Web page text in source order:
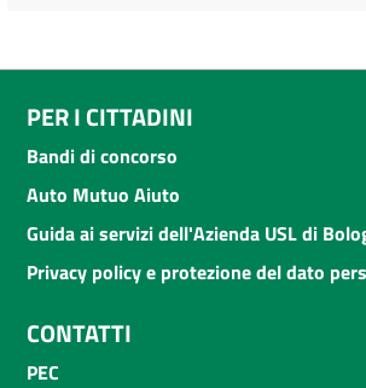
PER I CITTADINI
Bandi di concorso
Auto Mutuo Aiuto
Guida ai servizi dell'Azienda USL di
Privacy policy e protezione del dato
CONTATTI
PEC